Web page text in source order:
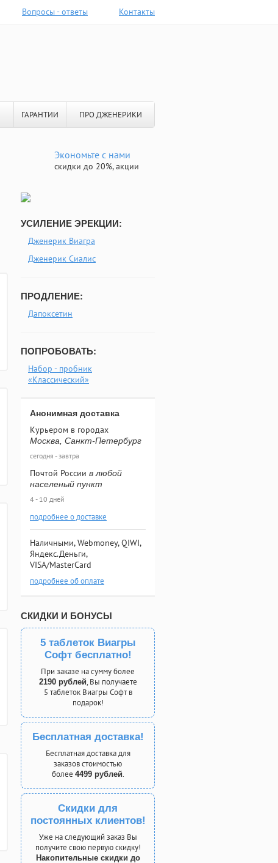
Вопросы - ответы Контакты
ГАРАНТИИ ПРО ДЖЕНЕРИКИ
Экономьте с нами
скидки до 20%, акции
УСИЛЕНИЕ ЭРЕКЦИИ:
Дженерик Виагра
Дженерик Сиалис
ПРОДЛЕНИЕ:
Дапоксетин
ПОПРОБОВАТЬ:
Набор - пробник
«Классический»
Анонимная доставка
Курьером в городах
Москва, Санкт-Петербург
сегодня - завтра
Почтой России в любой
населеный пункт
4 - 10 дней
подробнее о доставке
Наличными, Webmoney, QIWI,
Яндекс.Деньги,
VISA/MasterCard
подробнее об оплате
СКИДКИ И БОНУСЫ
5 таблеток Виагры
Софт бесплатно!
При заказе на сумму более
2190 рублей, Вы получаете
5 таблеток Виагры Софт в
подарок!
Бесплатная доставка!
Бесплатная доставка для
заказов стоимостью
более 4499 рублей.
Скидки для
постоянных клиентов!
Уже на следующий заказ Вы
получите свою первую скидку!
Накопительные скидки до